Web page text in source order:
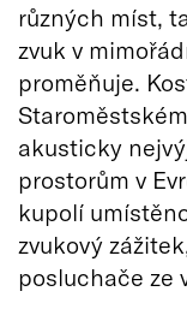
různých míst,
zvuk v
proměňuje.
akusticky
prostorům v
kupolí
zvukový
posluchače ze